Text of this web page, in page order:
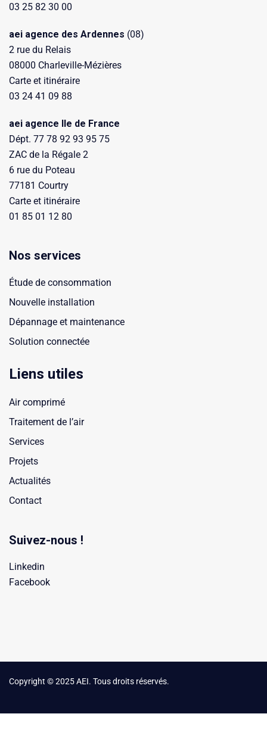
03 25 82 30 00
aei agence des Ardennes (08)
2 rue du Relais
08000 Charleville-Mézières
Carte et itinéraire
03 24 41 09 88
aei agence Ile de France
Dépt. 77 78 92 93 95 75
ZAC de la Régale 2
6 rue du Poteau
77181 Courtry
Carte et itinéraire
01 85 01 12 80
Nos services
Étude de consommation
Nouvelle installation
Dépannage et maintenance
Solution connectée
Liens utiles
Air comprimé
Traitement de l’air
Services
Projets
Actualités
Contact
Suivez-nous !
Linkedin
Facebook
Copyright © 2025 AEI. Tous droits réservés.